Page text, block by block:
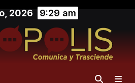
2026 9:29 am